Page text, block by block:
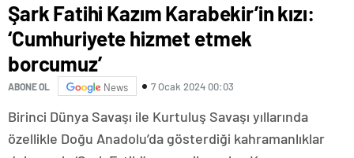
Şark Fatihi Kazım Karabekir’in kızı:
‘Cumhuriyete hizmet etmek
borcumuz’
ABONE OL News 7 Ocak 2024 00:03
Birinci Dünya Savaşı ile Kurtuluş Savaşı yıllarında
özellikle Doğu Anadolu’da gösterdiği kahramanlıklar